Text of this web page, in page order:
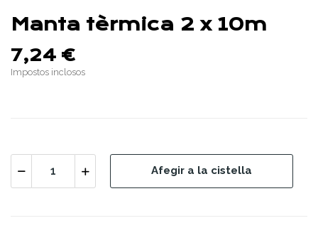
Manta tèrmica 2 x 10m
7,24 €
Impostos inclosos
Afegir a la cistella